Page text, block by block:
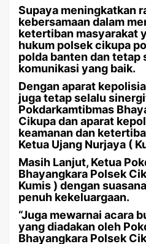
Supaya meningkatkan
kebersamaan dalam
ketertiban masyarakat
hukum polsek cikupa
polda banten dan tetap
komunikasi yang baik.
Dengan aparat
juga tetap selalu
Pokdarkamtibmas
Cikupa dan aparat
keamanan dan
Ketua Ujang Nurjaya (
Masih Lanjut, Ketua
Bhayangkara Polsek
Kumis ) dengan
penuh kekeluargaan.
“Juga mewarnai acara
yang diadakan oleh
Bhayangkara Polsek